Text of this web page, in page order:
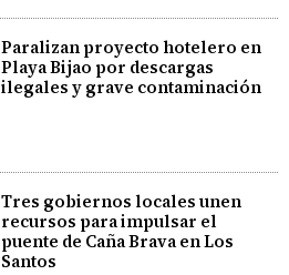
Paralizan proyecto hotelero en
Playa Bijao por descargas
ilegales y grave contaminación
Tres gobiernos locales unen
recursos para impulsar el
puente de Caña Brava en Los
Santos